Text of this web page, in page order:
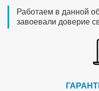
Работаем в данной
завоевали доверие